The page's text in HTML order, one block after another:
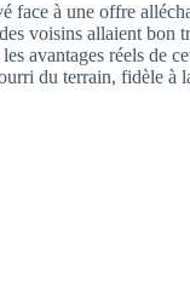
à une offre
voisins allaient bon
avantages réels de
du terrain, fidèle à